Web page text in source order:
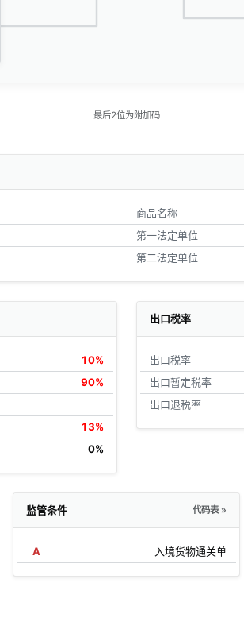
最后2位为附加码
商品名称
第一法定单位
第二法定单位
10%
90%
13%
0%
出口税率
出口税率
出口暂定税率
出口退税率
监管条件 代码表 »
A 入境货物通关单